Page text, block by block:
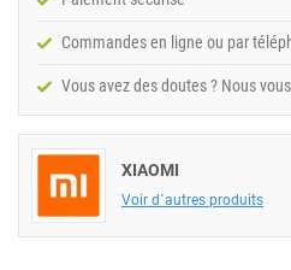
Commandes en ligne ou par
Vous avez des doutes ? Nous
XIAOMI
Voir d´autres produits